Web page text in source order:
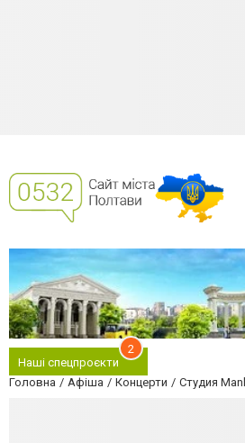
Наші спецпроєкти
2
Головна Афіша Концерти Студия